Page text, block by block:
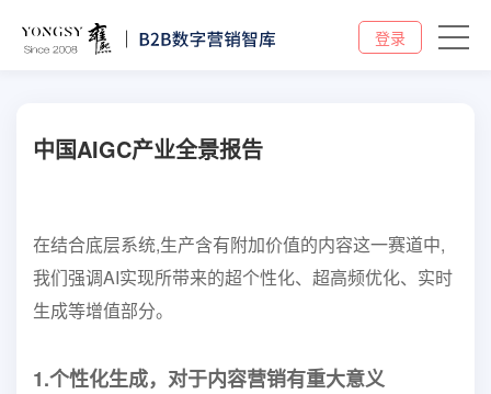
登录
中国AIGC产业全景报告
在结合底层系统,生产含有附加价值的内容这一赛道中,
我们强调AI实现所带来的超个性化、超高频优化、实时
生成等增值部分。
1.个性化生成，对于内容营销有重大意义